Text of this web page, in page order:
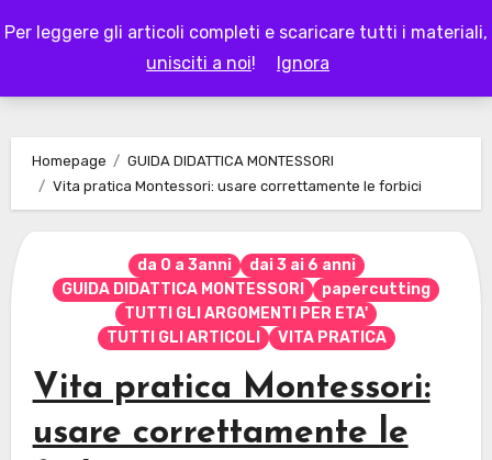
Per leggere gli articoli completi e scaricare tutti i materiali,
unisciti a noi! Ignora
to
LAPAPPADOLCE
Homepage
GUIDA DIDATTICA MONTESSORI
Vita pratica Montessori: usare correttamente le forbici
da 0 a 3anni
dai 3 ai 6 anni
GUIDA DIDATTICA MONTESSORI
papercutting
TUTTI GLI ARGOMENTI PER ETA'
TUTTI GLI ARTICOLI
VITA PRATICA
Vita pratica Montessori:
usare correttamente le